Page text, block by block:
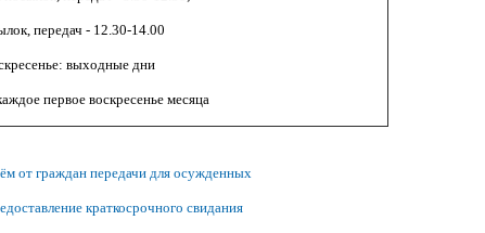
передач - 12.30-14.00
выходные дни
первое воскресенье месяца
от граждан передачи для осужденных
краткосрочного свидания